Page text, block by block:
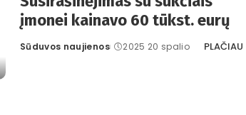
įmonei kainavo 60 tūkst. eurų
Posted
Sūduvos naujienos 2025 20 spalio PLAČIAU